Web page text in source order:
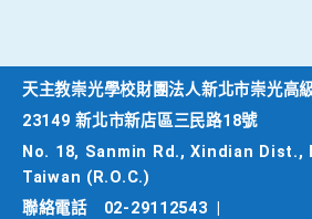
天主教崇光學校財團法人新北市崇光高
23149 新北市新店區三民路18號
No. 18, Sanmin Rd., Xindian Dist.,
Taiwan (R.O.C.)
聯絡電話
02-29112543